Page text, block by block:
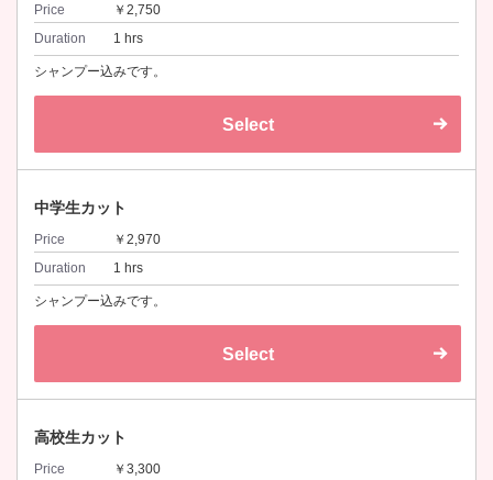
Price
￥2,750
Duration
1 hrs
シャンプー込みです。
Select
中学生カット
Price
￥2,970
Duration
1 hrs
シャンプー込みです。
Select
高校生カット
Price
￥3,300